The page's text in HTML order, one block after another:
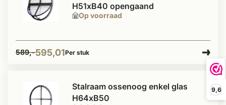
9,6
Op voorraad
H51xB40 opengaand
589,-595,01Per stuk
Stalraam ossenoog enkel glas
H64xB50